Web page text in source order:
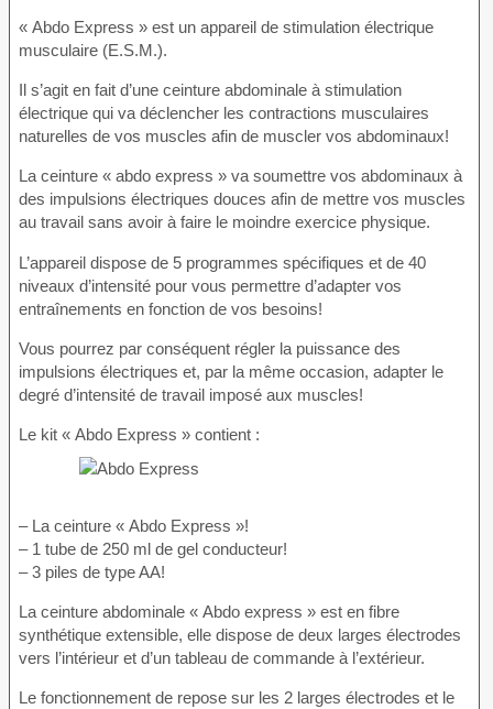
« Abdo Express » est un appareil de stimulation électrique
musculaire (E.S.M.).
Il s’agit en fait d’une ceinture abdominale à stimulation
électrique qui va déclencher les contractions musculaires
naturelles de vos muscles afin de muscler vos abdominaux!
La ceinture « abdo express » va soumettre vos abdominaux à
des impulsions électriques douces afin de mettre vos muscles
au travail sans avoir à faire le moindre exercice physique.
L’appareil dispose de 5 programmes spécifiques et de 40
niveaux d’intensité pour vous permettre d’adapter vos
entraînements en fonction de vos besoins!
Vous pourrez par conséquent régler la puissance des
impulsions électriques et, par la même occasion, adapter le
degré d’intensité de travail imposé aux muscles!
Le kit « Abdo Express » contient :
– La ceinture « Abdo Express »!
– 1 tube de 250 ml de gel conducteur!
– 3 piles de type AA!
La ceinture abdominale « Abdo express » est en fibre
synthétique extensible, elle dispose de deux larges électrodes
vers l’intérieur et d’un tableau de commande à l’extérieur.
Le fonctionnement de repose sur les 2 larges électrodes et le